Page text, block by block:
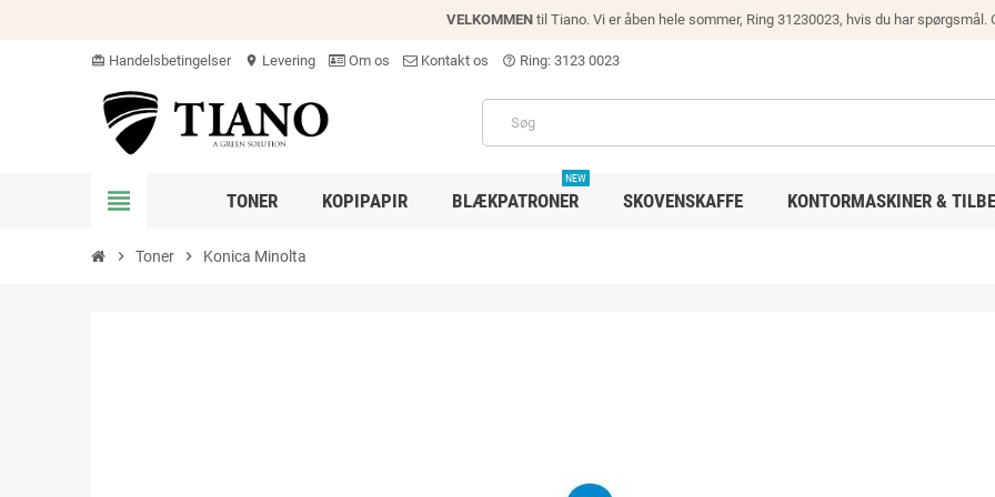
VELKOMMEN til Tiano. Vi er åben hele sommer, Ring 31230023, hvis du har spørgsmål.
card_giftcard Handelsbetingelser location_on Levering Om os Kontakt os help_outline Ring: 3123 0023
view_headline TONER KOPIPAPIR BLÆKPATRONER
NEW
SKOVENSKAFFE KONTORMASKINER &
chevron_right Toner chevron_right Konica Minolta